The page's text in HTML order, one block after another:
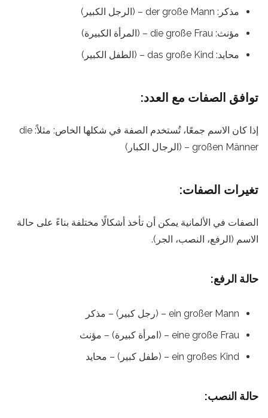
مذكر: der große Mann – (الرجل الكبير)
مؤنث: die große Frau – (المرأة الكبيرة)
محايد: das große Kind – (الطفل الكبير)
توافق الصفات مع العدد:
إذا كان الاسم جمعًا، تُستخدم الصفة في شكلها الخاص: مثلاً: die
großen Männer – (الرجال الكبار)
تغيرات الصفات:
الصفات في الألمانية يمكن أن تأخذ أشكالًا مختلفة بناءً على حالة
الاسم (الرفع، النصب، الجر).
حالة الرفع:
ein großer Mann – (رجل كبير) – مذكر
eine große Frau – (امرأة كبيرة) – مؤنث
ein großes Kind – (طفل كبير) – محايد
حالة النصب: